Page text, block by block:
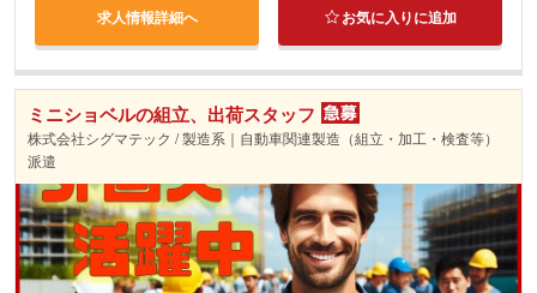
求人情報詳細へ お気に入りに追加
ミニショベルの組立、出荷スタッフ
株式会社シグマテック / 製造系｜自動車関連製造（組立・加工・検査等）
派遣